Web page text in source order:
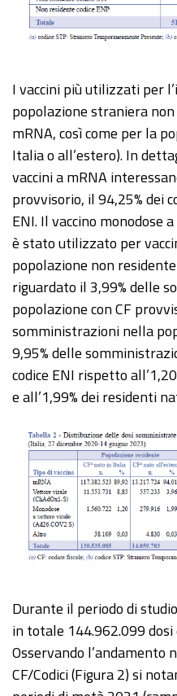
I vaccini più utilizzati per
popolazione straniera
mRNA, così come per la
Italia o all’estero). In
vaccini a mRNA
provvisorio, il 94,25% dei
ENI. Il vaccino monodose
è stato utilizzato per
popolazione non
riguardato il 3,99% delle
popolazione con CF
somministrazioni nella
9,95% delle
codice ENI rispetto
e all’1,99% dei residenti
Durante il periodo di
in totale 144.962.099 dosi
Osservando
CF/Codici (Figura 2) si